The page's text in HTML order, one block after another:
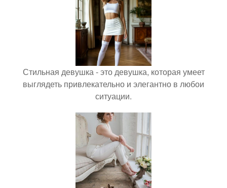
Стильная девушка - это девушка, которая умеет
выглядеть привлекательно и элегантно в любои
ситуации.